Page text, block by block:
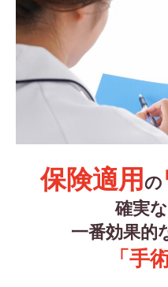
保険適用の
確実
一番効果的
「手